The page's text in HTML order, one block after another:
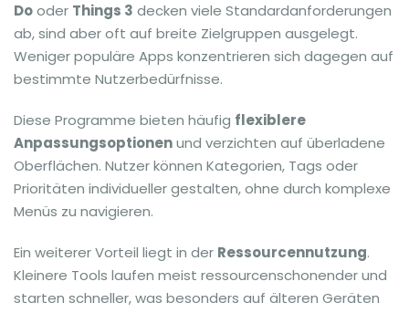
Dooder Things 3 decken viele Standardanforderungen
ab, sind aber oft auf breite Zielgruppen ausgelegt.
Weniger populäre Apps konzentrieren sich dagegen auf
bestimmte Nutzerbedürfnisse.
Diese Programme bieten häufig flexiblere
Anpassungsoptionenund verzichten auf überladene
Oberflächen. Nutzer können Kategorien, Tags oder
Prioritäten individueller gestalten, ohne durch komplexe
Menüs zu navigieren.
Ein weiterer Vorteil liegt in der Ressourcennutzung.
Kleinere Tools laufen meist ressourcenschonender und
starten schneller, was besonders auf älteren Geräten